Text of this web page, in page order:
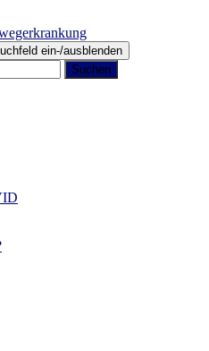
ein-/ausblenden